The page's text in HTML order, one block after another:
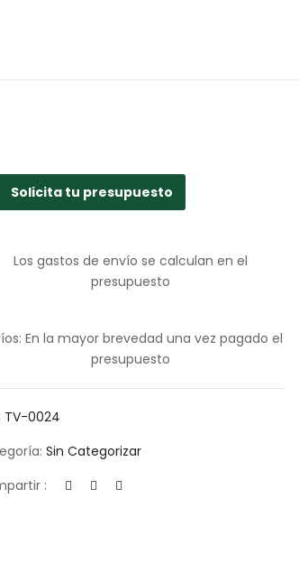
Solicita tu presupuesto
Los gastos de envío se calculan en el
presupuesto
En la mayor brevedad una vez pagado el
presupuesto
TV-0024
Sin Categorizar
: